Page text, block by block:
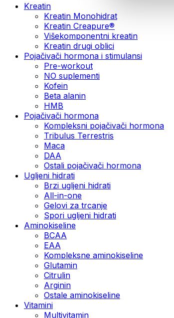
Kreatin
Kreatin Monohidrat
Kreatin Creapure®
Višekomponentni kreatin
Kreatin drugi oblici
Pojačivači hormona i stimulansi
Pre-workout
NO suplementi
Kofein
Beta alanin
HMB
Pojačivači hormona
Kompleksni pojačivači hormona
Tribulus Terrestris
Maca
DAA
Ostali pojačivači hormona
Ugljeni hidrati
Brzi ugljeni hidrati
All-in-one
Gelovi za trcanje
Spori ugljeni hidrati
Aminokiseline
BCAA
ЕАА
Kompleksne aminokiseline
Glutamin
Citrulin
Arginin
Ostale aminokiseline
Vitamini
Multivitamin